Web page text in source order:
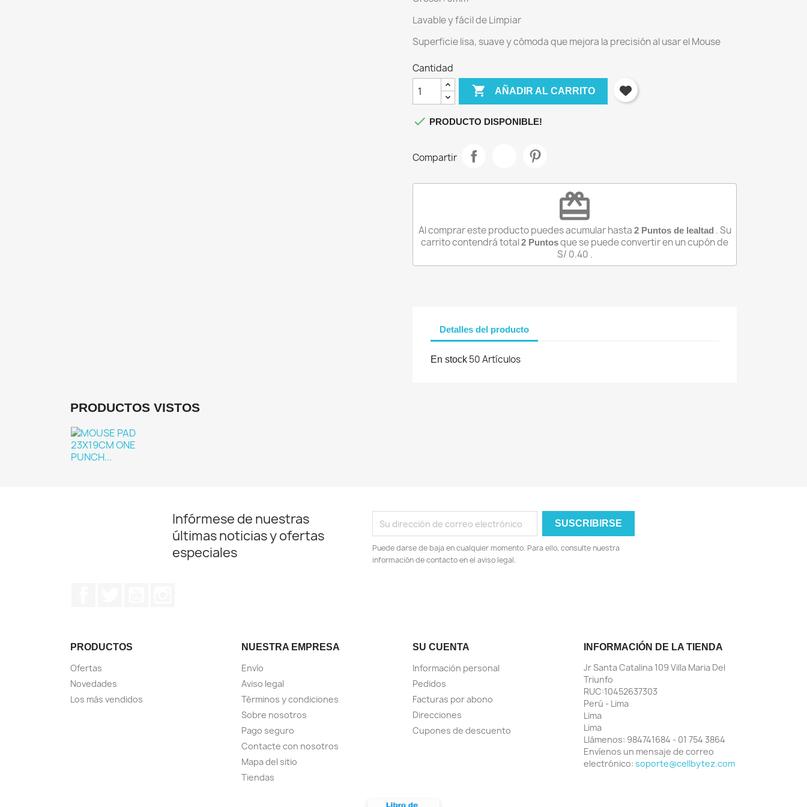
IPHONE 13 PRO MAX
Lavable y fácil de Limpiar
Superficie lisa, suave y cómoda que mejora la precisión al usar el Mouse
Cantidad
 AÑADIR AL CARRITO
 PRODUCTO DISPONIBLE!
Compartir
redeem
Al comprar este producto puedes acumular hasta 2Puntos de lealtad . Su
carrito contendrá total2 Puntosque se puede convertir en un cupón de
S/ 0.40 .
Detalles del producto
En stock 50 Artículos
PRODUCTOS VISTOS
Infórmese de nuestras
últimas noticias y ofertas
especiales
Puede darse de baja en cualquier momento. Para ello, consulte nuestra
información de contacto en el aviso legal.
PRODUCTOS
Ofertas
Novedades
Los más vendidos
NUESTRA EMPRESA
Envío
Aviso legal
Términos y condiciones
Sobre nosotros
Pago seguro
Contacte con nosotros
Mapa del sitio
Tiendas
SU CUENTA
Información personal
Pedidos
Facturas por abono
Direcciones
Cupones de descuento
INFORMACIÓN DE LA TIENDA
Jr Santa Catalina 109 Villa Maria Del
Triunfo
RUC:10452637303
Perú - Lima
Lima
Lima
Llámenos: 984741684 - 01 754 3864
Envíenos un mensaje de correo
electrónico: soporte@cellbytez.com
×
Iniciar sesión